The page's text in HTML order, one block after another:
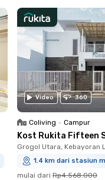
Video 360
Coliving • Campur
Kost Rukita Fifteen
Grogol Utara, Kebayoran
1.4 km dari stasiun
mulai dari Rp4.568.000